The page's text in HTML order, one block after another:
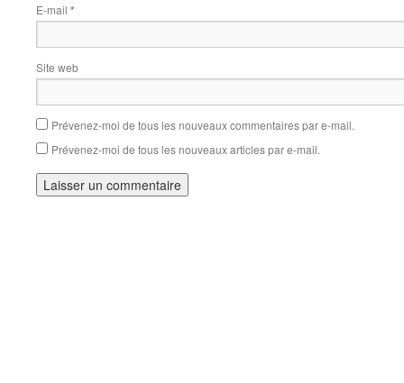
E-mail *
Site web
Prévenez-moi de tous les nouveaux commentaires par e-mail.
Prévenez-moi de tous les nouveaux articles par e-mail.